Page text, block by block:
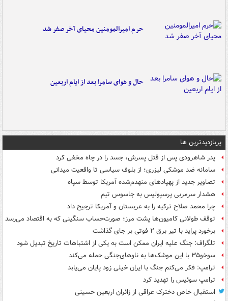
حرم امیرالمومنین محیای آخر صفر شد
حال و هوای سامرا بعد از ایام اربعین
پربازدیدترین ها
پدر شاهرودی پس از قتل پسرش، جسد را در چاه مخفی کرد
سامانه ضد موشکی لیزری؛ از بلوف سیاسی تا واقعیت میدانی
تصاویر جدید از پهپادهای منهدم‌شده آمریکا توسط سپاه
هشدار سرمربی پرسپولیس به جاسوس تیم
چرا محمد صلاح ترکیه را به عربستان و آمریکا ترجیح داد
توقف طولانی کامیون‌ها پشت مرز؛ صورت‌حساب سنگینی که به اقتصاد می‌رسد
برخورد پراید با تیر برق ۲ فوتی بر جای گذاشت
تلگراف: جنگ علیه ایران ممکن است به یکی از اشتباهات تاریخ تبدیل شود
سوخو۳۵ با این موشک‌ها به ناوهای‌جنگی حمله می‌کند
ترامپ: فکر می‌کنم جنگ با ایران خیلی زود پایان می‌یابد
ترامپ سوئیس را تهدید کرد
استقبال خاص دخترک عراقی از زائران اربعین حسینی